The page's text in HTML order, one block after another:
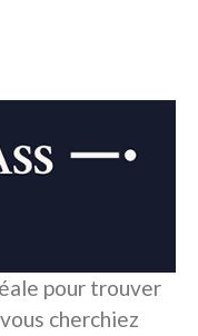
pour trouver
cherchiez